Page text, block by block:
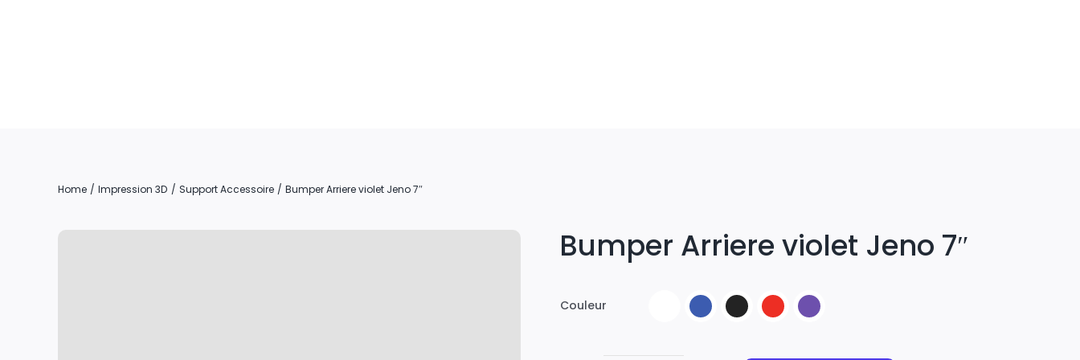
Home Impression 3D Support Accessoire Bumper Arriere violet Jeno 7″
Bumper Arriere violet Jeno 7″
Couleur